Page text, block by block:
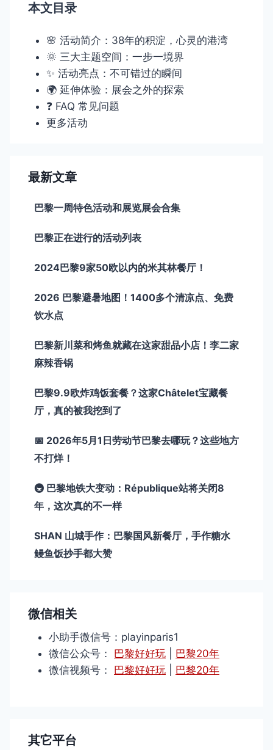
本文目录
🌸 活动简介：38年的积淀，心灵的港湾
🌞 三大主题空间：一步一境界
✨ 活动亮点：不可错过的瞬间
🌍 延伸体验：展会之外的探索
❓ FAQ 常见问题
更多活动
最新文章
巴黎一周特色活动和展览展会合集
巴黎正在进行的活动列表
2024巴黎9家50欧以内的米其林餐厅！
2026 巴黎避暑地图！1400多个清凉点、免费
饮水点
巴黎新川菜和烤鱼就藏在这家甜品小店！李二家
麻辣香锅
巴黎9.9欧炸鸡饭套餐？这家Châtelet宝藏餐
厅，真的被我挖到了
📅 2026年5月1日劳动节巴黎去哪玩？这些地方
不打烊！
🚇 巴黎地铁大变动：République站将关闭8
年，这次真的不一样
SHAN 山城手作：巴黎国风新餐厅，手作糖水
鳗鱼饭抄手都大赞
微信相关
小助手微信号：playinparis1
微信公众号： 巴黎好好玩
巴黎20年
微信视频号： 巴黎好好玩 巴黎20年
其它平台